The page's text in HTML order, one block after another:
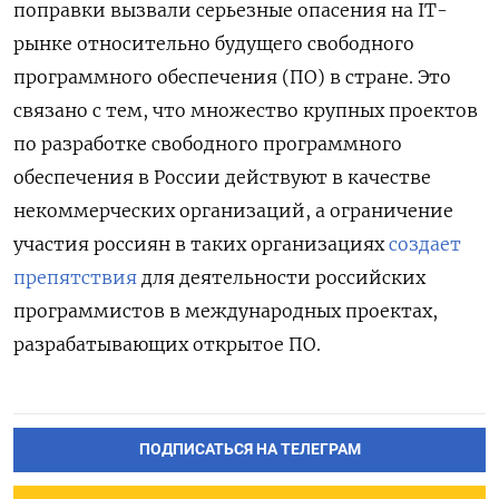
поправки вызвали серьезные опасения на IT-
рынке относительно будущего свободного
программного обеспечения (ПО) в стране. Это
связано с тем, что множество крупных проектов
по разработке свободного программного
обеспечения в России действуют в качестве
некоммерческих организаций, а ограничение
участия россиян в таких организацияхсоздает
препятствия для деятельности российских
программистов в международных проектах,
разрабатывающих открытое ПО.
ПОДПИСАТЬСЯ НА ТЕЛЕГРАМ